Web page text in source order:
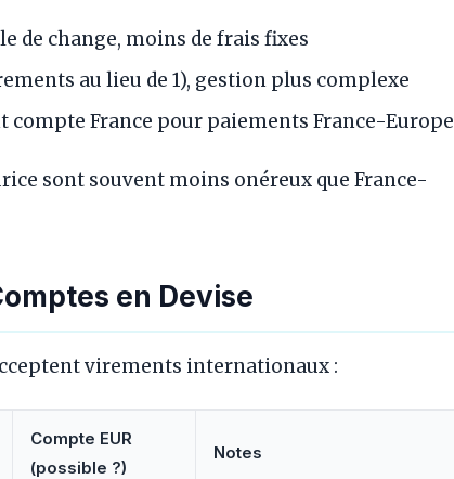
de change, moins de frais fixes
au lieu de 1), gestion plus complexe
compte France pour paiements France-Europe
sont souvent moins onéreux que France-
en Devise
virements internationaux :
Compte EUR
(possible ?)
Notes